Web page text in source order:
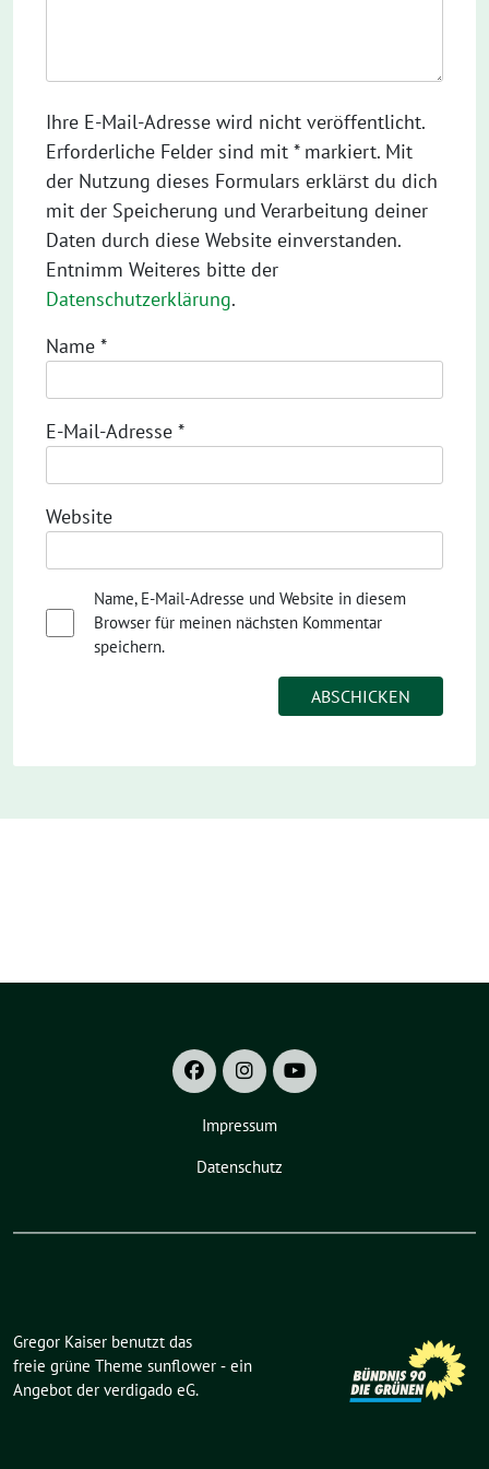
Ihre E-Mail-Adresse wird nicht veröffentlicht.
Erforderliche Felder sind mit * markiert. Mit
der Nutzung dieses Formulars erklärst du dich
mit der Speicherung und Verarbeitung deiner
Daten durch diese Website einverstanden.
Entnimm Weiteres bitte der
Datenschutzerklärung.
Name *
E-Mail-Adresse *
Website
Name, E-Mail-Adresse und Website in diesem
Browser für meinen nächsten Kommentar
speichern.
Impressum
Datenschutz
Gregor Kaiser benutzt das
freie grüne Theme sunflower ‐ ein
Angebot der verdigado eG.